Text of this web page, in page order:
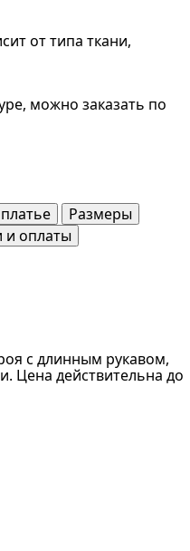
от типа ткани,
можно заказать по
Размеры
и оплаты
с длинным рукавом,
Цена действительна до